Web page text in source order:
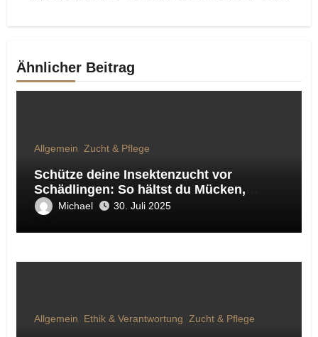
Ähnlicher Beitrag
Allgemein Zucht & Pflege
Schütze deine Insektenzucht vor
Schädlingen: So hältst du Mücken,
Fliegen & Co. fern
Michael 30. Juli 2025
Allgemein Ethik & Verantwortung Zucht & Pflege